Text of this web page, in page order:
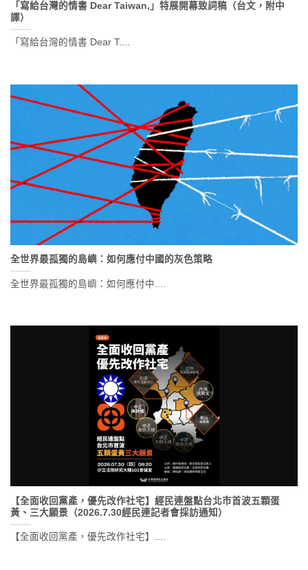
「寫給台灣的情書 Dear Taiwan,」特展開幕致詞稿（台文，附中
譯）
「寫給台灣的情書 Dear T....
全世界最孤獨的島嶼：如何應付中國的灰色策略
全世界最孤獨的島嶼：如何應付中....
【全面收回黨產，優先改作社宅】經民連盤點台北市首波五顆蛋
黃、三大願景（2026.7.30經民連記者會採訪通知）
【全面收回黨產，優先改作社宅】....